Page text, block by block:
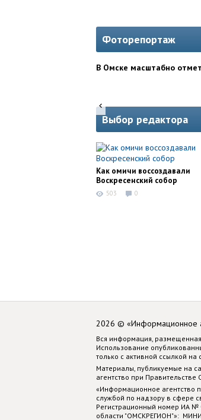
Фоторепортаж
В Омске масштабно
Выбор редактора
Как омичи воссоздавали
Воскресенский собор
503 0
2026 © «Информационное
Вся информация,
Использование
только с активной ссылкой на
Материалы, публикуемые на
агентство при
«Информационное агентство
службой по надзору в сфере
Регистрационный номер ИА №
области "ОМСКРЕГИОН"»: